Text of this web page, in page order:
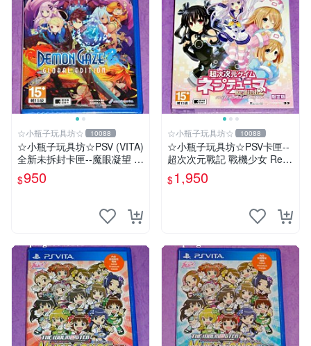
☆小瓶子玩具坊☆ 10088
☆小瓶子玩具坊☆PSV (VITA)
全新未拆封卡匣--魔眼凝望 Gl
obal Edition 黃金版
$950
☆小瓶子玩具坊☆ 10088
☆小瓶子玩具坊☆PSV卡匣--
超次次元戰記 戰機少女 Re;Bi
rth2 SISTERS GENERATIO
N 限定版
$1,950